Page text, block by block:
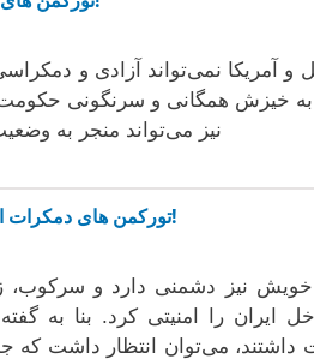
و آمریکا نمی‌تواند آزادی و
خیزش همگانی و سرنگونی حکومت
نیز می‌تواند منجر به
تورکمن های دمکرات ایران: جنگ پدیده نفرت انگیزی است!
نیز دشمنی دارد و سرکوب،
ایران را امنیتی کرد. بنا به
داشتند، می‌توان انتظار داشت که